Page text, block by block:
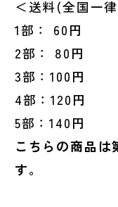
＜送料(全国一
1部： 60円
2部： 80円
3部：100円
4部：120円
5部：140円
こちらの商品は
す。